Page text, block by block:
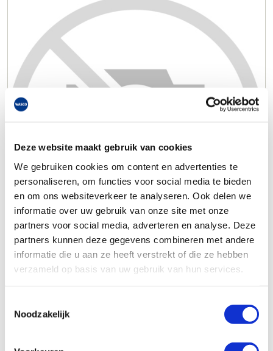
Deze website maakt gebruik van cookies
We gebruiken cookies om content en advertenties te
personaliseren, om functies voor social media te bieden
en om ons websiteverkeer te analyseren. Ook delen we
informatie over uw gebruik van onze site met onze
partners voor social media, adverteren en analyse. Deze
partners kunnen deze gegevens combineren met andere
informatie die u aan ze heeft verstrekt of die ze hebben
verzameld op basis van uw gebruik van hun services.
Noodzakelijk